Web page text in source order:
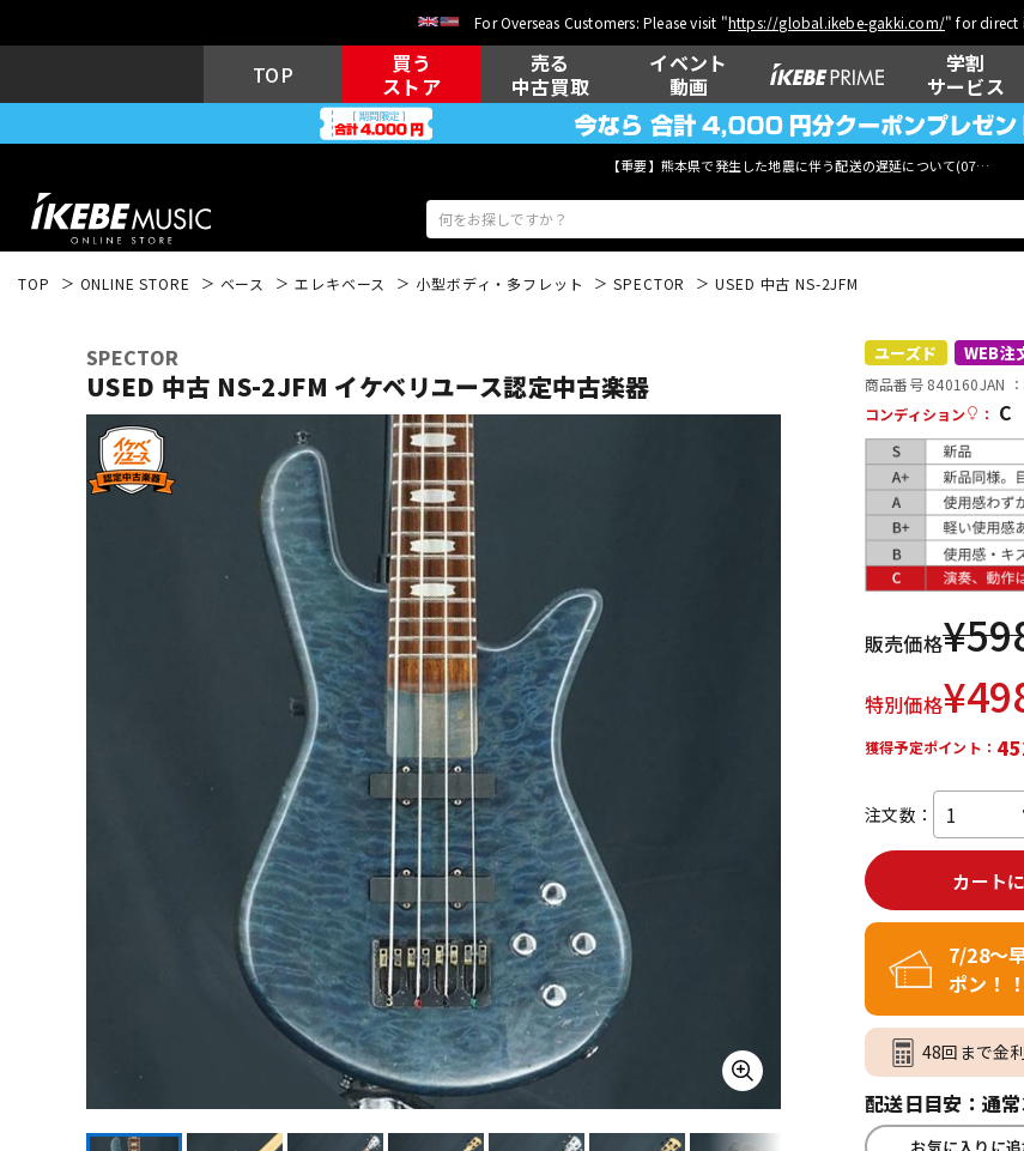
For Overseas Customers: Please visit "https://global.ikebe-gakki.com/" for direct
TOP
買う
ストア
売る
中古買取
イベント
動画
学割
サービス
【重要】熊本県で発生した地震に伴う配送の遅延について(07月29日
ウクレレ
電子ピアノ その他楽器
DTM レコーディン
グ機器
ヴィンテージ
TOP ONLINE STORE ベース エレキベース 小型ボディ・多フレット SPECTOR USED 中古 NS-2JFM
SPECTOR
USED 中古 NS-2JFM イケベリユース認定中古楽器
ユーズド WEB注
商品番号 840160JAN ：
コンディション
： C
販売価格¥
特別価格¥
獲得予定ポイント：
注文数：
カート
7/28～
ポン！
48回まで金
配送日目安：通
お気に入りに